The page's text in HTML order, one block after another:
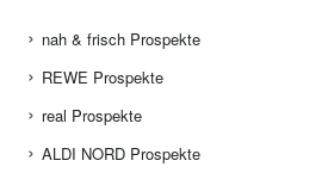
nah & frisch Prospekte
REWE Prospekte
real Prospekte
ALDI NORD Prospekte